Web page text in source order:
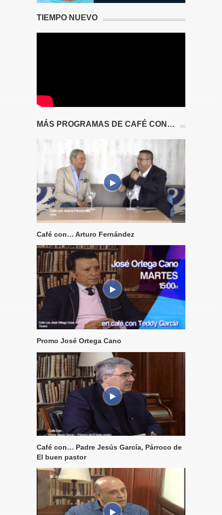
TIEMPO NUEVO
MÁS PROGRAMAS DE CAFÉ CON…
Café con… Arturo Fernández
Promo José Ortega Cano
Café con… Padre Jesús García, Párroco de
El buen pastor